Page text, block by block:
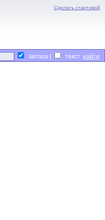
Сделать стартовой
автора | текст